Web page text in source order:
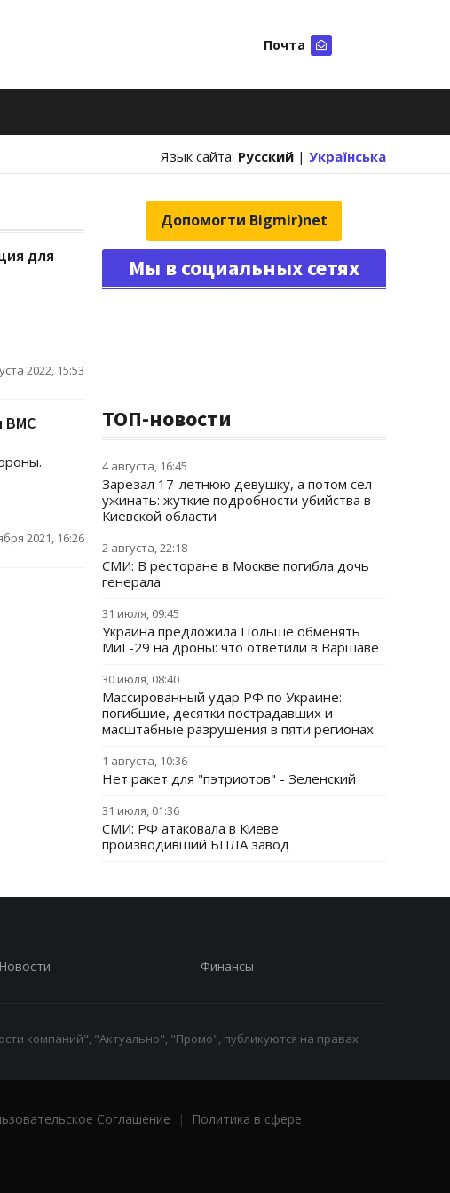
Почта
Язык сайта: Русский | Українська
для
2022, 15:53
ВМС
2021, 16:26
Допомогти Bigmir)net
Мы в социальных сетях
ТОП-новости
4 августа, 16:45
Зарезал 17-летнюю девушку, а потом сел
ужинать: жуткие подробности убийства в
Киевской области
2 августа, 22:18
СМИ: В ресторане в Москве погибла дочь
генерала
31 июля, 09:45
Украина предложила Польше обменять
МиГ-29 на дроны: что ответили в Варшаве
30 июля, 08:40
Массированный удар РФ по Украине:
погибшие, десятки пострадавших и
масштабные разрушения в пяти регионах
1 августа, 10:36
Нет ракет для "пэтриотов" - Зеленский
31 июля, 01:36
СМИ: РФ атаковала в Киеве
производивший БПЛА завод
Новости Финансы
компаний", "Актуально", "Промо", публикуются на правах
Соглашение |
Политика в сфере